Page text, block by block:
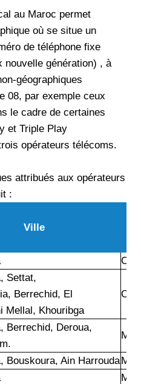
au Maroc permet
où se situe un
de téléphone fixe
nouvelle génération) , à
géographiques
08, par exemple ceux
le cadre de certaines
et Triple Play
opérateurs télécoms.
attribués aux opérateurs
:
Ville
Settat,
Berrechid, El
Mellal, Khouribga
Berrechid, Deroua,
Bouskoura, Ain Harrouda